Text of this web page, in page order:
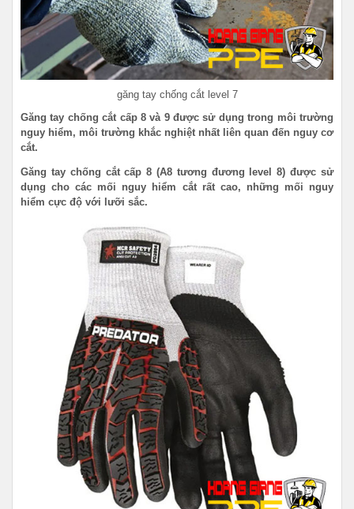
găng tay chống cắt level 7
Găng tay chống cắt cấp 8 và 9 được sử dụng trong môi trường
nguy hiểm, môi trường khắc nghiệt nhất liên quan đến nguy cơ
cắt.
Găng tay chống cắt cấp 8 (A8 tương đương level 8) được sử
dụng cho các mối nguy hiểm cắt rất cao, những mối nguy
hiểm cực độ với lưỡi sắc.